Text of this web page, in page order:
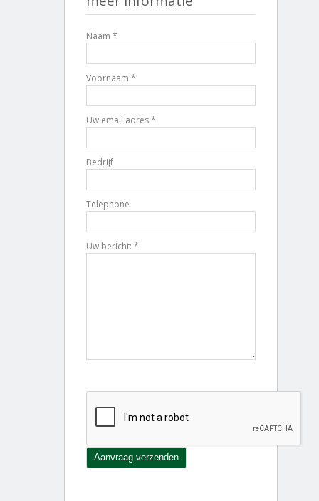
Naam *
Voornaam *
Uw email adres *
Bedrijf
Telephone
Uw bericht: *